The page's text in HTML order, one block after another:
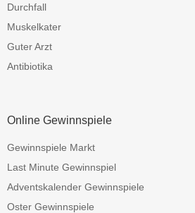
Durchfall
Muskelkater
Guter Arzt
Antibiotika
Online Gewinnspiele
Gewinnspiele Markt
Last Minute Gewinnspiel
Adventskalender Gewinnspiele
Oster Gewinnspiele